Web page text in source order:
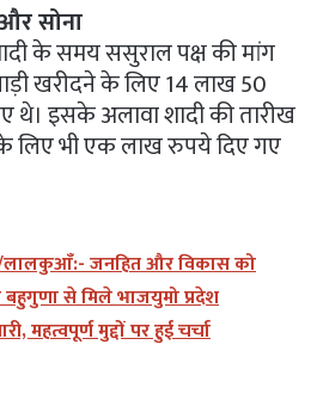
सोना
के समय ससुराल पक्ष की मांग
खरीदने के लिए 14 लाख 50
इसके अलावा शादी की तारीख
लिए भी एक लाख रुपये दिए गए
लालकुआँ:- जनहित और विकास को
से मिले भाजयुमो प्रदेश
महत्वपूर्ण मुद्दों पर हुई चर्चा